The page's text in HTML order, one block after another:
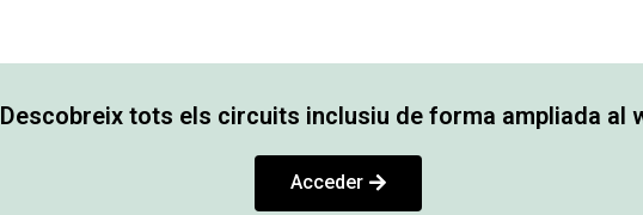
Descobreix tots els circuits inclusiu de forma ampliada al
Acceder